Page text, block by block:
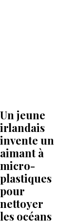
Un jeune
irlandais
invente un
aimant à
micro­
plastiques
pour
nettoyer
les océans